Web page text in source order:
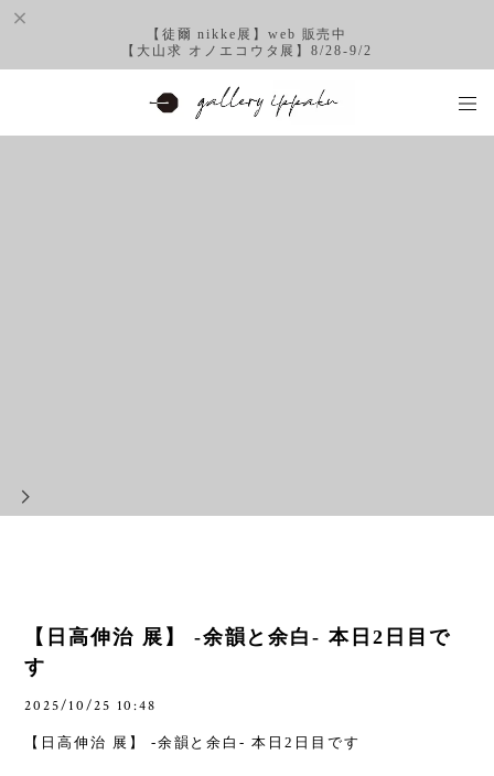
【徒爾 nikke展】web 販売中
【大山求 オノエコウタ展】8/28-9/2
【日高伸治 展】 -余韻と余白- 本日2日目で
す
2025/10/25 10:48
【日高伸治 展】 -余韻と余白-本日 2 日目です